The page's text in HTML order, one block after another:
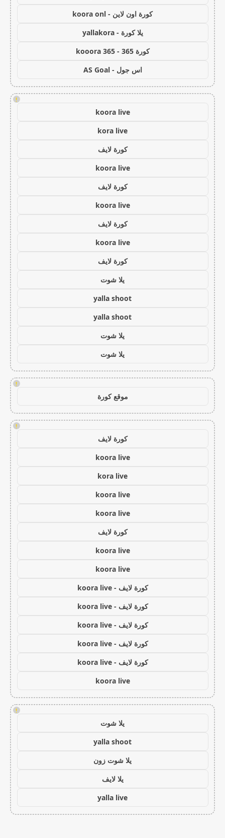
كورة اون لاين - koora onl
يلا كورة - yallakora
كورة 365 - kooora 365
اس جول - AS Goal
!
koora live
kora live
كورة لايف
koora live
كورة لايف
koora live
كورة لايف
koora live
كورة لايف
يلا شوت
yalla shoot
yalla shoot
يلا شوت
يلا شوت
!
موقع كورة
!
كورة لايف
koora live
kora live
koora live
koora live
كورة لايف
koora live
koora live
كورة لايف - koora live
كورة لايف - koora live
كورة لايف - koora live
كورة لايف - koora live
كورة لايف - koora live
koora live
!
يلا شوت
yalla shoot
يلا شوت زون
يلا لايف
yalla live